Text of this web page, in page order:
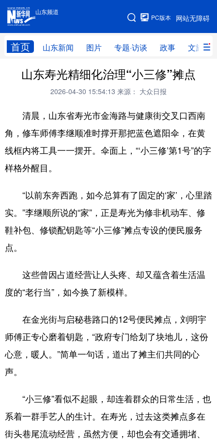
山东频道
网站无障碍
PC版本
首页 山东新闻 图片 专题·访谈 政事 文旅
手机版
网站地图
学习进行时 高层 时政 人事
财经 网评
台湾 思客智库 全球连线 教育
科技 科普 体育 文化
健康 军事 访谈 视频
图片
食品 人居 信息化 乡村振兴
溯源中国 城市 旅游 能源
会展 彩票 娱乐 时尚
亚太网 上市公司 投教基地
地方频道
首页 山东新闻 图片 专题·访谈
政事 文旅 社会民生 山东产经
健康 微视齐鲁
多语种频道
山东寿光精细化治理“小三修”摊点
2026-04-30 15:54:13 来源： 大众日报
清晨，山东省寿光市金海路与健康街交叉口西南
角，修车师傅李继顺准时撑开那把蓝色遮阳伞，在黄
线框内将工具一一摆开。伞面上，“‘小三修’第1号”的字
样格外醒目。
“以前东奔西跑，如今总算有了固定的‘家’，心里踏
实。”李继顺所说的“家”，正是寿光为修非机动车、修
鞋补包、修锁配钥匙等“小三修”摊点专设的便民服务
点。
这些曾因占道经营让人头疼、却又蕴含着生活温
度的“老行当”，如今换了新模样。
在金光街与启秘巷路口的12号便民摊点，刘明宇
师傅正专心磨着钥匙，“政府专门给划了块地儿，这份
心意，暖人。”简单一句话，道出了摊主们共同的心
声。
“小三修”看似不起眼，却连着群众的日常生活，也
系着一群手艺人的生计。在寿光，过去这类摊点多在
街头巷尾流动经营，虽然方便，却也会有交通拥堵、